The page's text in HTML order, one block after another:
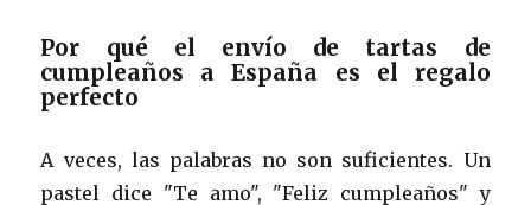
Por qué el envío de tartas de
cumpleaños a España es el regalo
perfecto
A veces, las palabras no son suficientes. Un
pastel dice "Te amo", "Feliz cumpleaños" y